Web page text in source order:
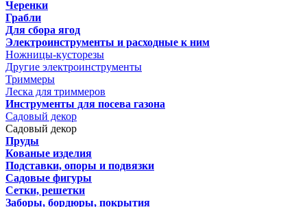
Черенки
Грабли
Для сбора ягод
Электроинструменты и расходные к ним
Ножницы-кусторезы
Другие электроинструменты
Триммеры
Леска для триммеров
Инструменты для посева газона
Садовый декор
Садовый декор
Пруды
Кованые изделия
Подставки, опоры и подвязки
Садовые фигуры
Сетки, решетки
Заборы, бордюры, покрытия